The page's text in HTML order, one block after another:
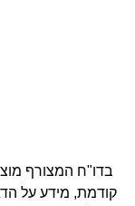
בדו"ח המצורף
קודמת, מידע על